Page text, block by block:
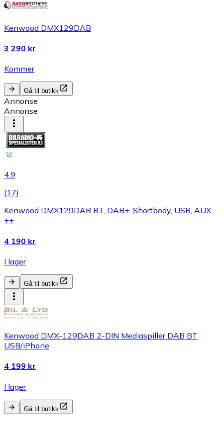
Kenwood DMX129DAB
3 290 kr
Kommer
Gå til butikk
Annonse
Annonse
4.9
(17)
Kenwood DMX129DAB BT, DAB+, Shortbody, USB, AUX
++
4 190 kr
I lager
Gå til butikk
Kenwood DMX-129DAB 2-DIN Mediaspiller DAB BT
USB/iPhone
4 199 kr
I lager
Gå til butikk